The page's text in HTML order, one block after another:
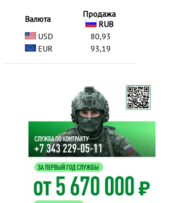
Валюта
Продажа
RUB
USD
80,93
EUR
93,19